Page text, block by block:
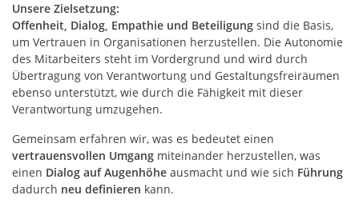
Unsere Zielsetzung:
Offenheit, Dialog, Empathie und Beteiligung sind die Basis,
um Vertrauen in Organisationen herzustellen. Die Autonomie
des Mitarbeiters steht im Vordergrund und wird durch
Übertragung von Verantwortung und Gestaltungsfreiräumen
ebenso unterstützt, wie durch die Fähigkeit mit dieser
Verantwortung umzugehen.
Gemeinsam erfahren wir, was es bedeutet einen
vertrauensvollen Umgang miteinander herzustellen, was
einen Dialog auf Augenhöhe ausmacht und wie sich Führung
dadurch neu definieren kann.